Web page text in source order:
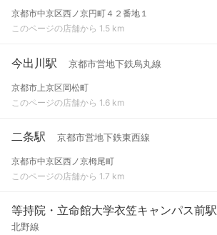
京都市中京区西ノ京円町４２番地１
このページの店舗から 1.5 km
今出川駅 京都市営地下鉄烏丸線
京都市上京区岡松町
このページの店舗から 1.6 km
二条駅 京都市営地下鉄東西線
京都市中京区西ノ京栂尾町
このページの店舗から 1.7 km
等持院・立命館大学衣笠キャンパス前駅
北野線